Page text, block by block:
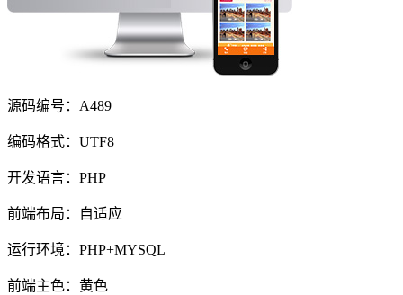
源码编号：A489
编码格式：UTF8
开发语言：PHP
前端布局：自适应
运行环境：PHP+MYSQL
前端主色：黄色